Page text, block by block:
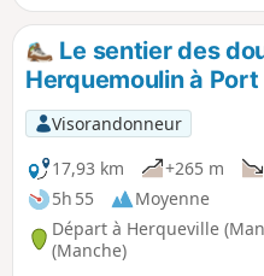
Le sentier des
Herquemoulin à Port
Visorandonneur
17,93 km
+265 m
5h 55
Moyenne
Départ à Herqueville
(Manche)